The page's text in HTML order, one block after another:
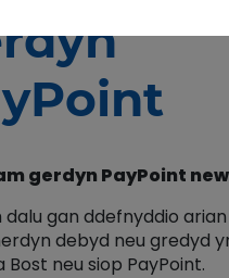
gerdyn PayPoint
dalu gan ddefnyddio
debyd neu gredyd
Bost neu siop PayPoint.